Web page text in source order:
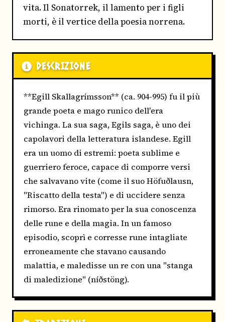
vita. Il Sonatorrek, il lamento per i figli
morti, è il vertice della poesia norrena.
DESCRIZIONE
**Egill Skallagrímsson** (ca. 904-995) fu il più
grande poeta e mago runico dell'era
vichinga. La sua saga, Egils saga, è uno dei
capolavori della letteratura islandese. Egill
era un uomo di estremi: poeta sublime e
guerriero feroce, capace di comporre versi
che salvavano vite (come il suo Höfuðlausn,
"Riscatto della testa") e di uccidere senza
rimorso. Era rinomato per la sua conoscenza
delle rune e della magia. In un famoso
episodio, scoprì e corresse rune intagliate
erroneamente che stavano causando
malattia, e maledisse un re con una "stanga
di maledizione" (níðstöng).